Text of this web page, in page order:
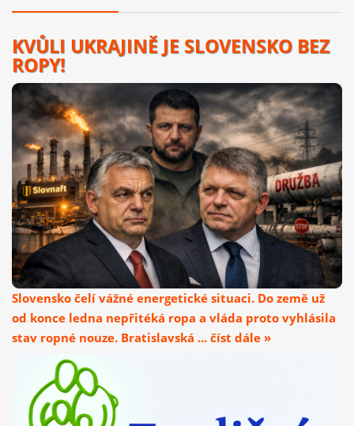
KVŮLI UKRAJINĚ JE SLOVENSKO BEZ
ROPY!
Slovensko čelí vážné energetické situaci. Do země už
od konce ledna nepřitéká ropa a vláda proto vyhlásila
stav ropné nouze. Bratislavská ... číst dále »